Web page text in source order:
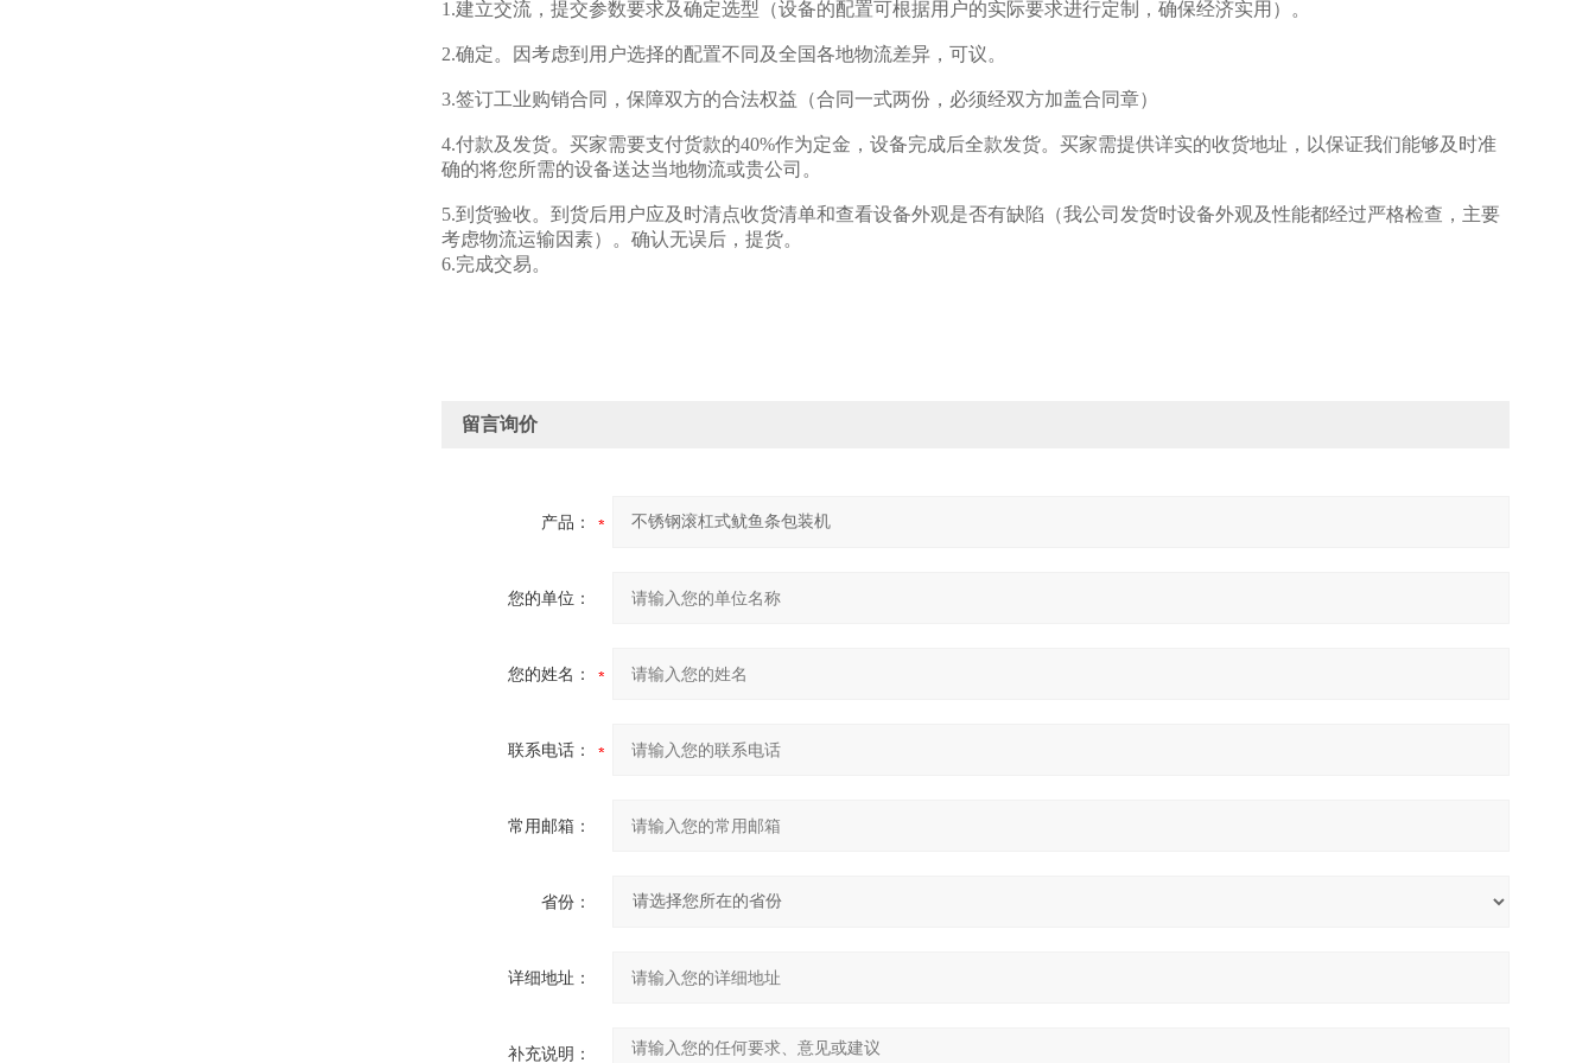
1.建立交流，提交参数要求及确定选型（设备的配置可根据用户的实际要求进行定制，确保经济实用）。
2.确定。因考虑到用户选择的配置不同及全国各地物流差异，可议。
3.签订工业购销合同，保障双方的合法权益（合同一式两份，必须经双方加盖合同章）
4.付款及发货。买家需要支付货款的40%作为定金，设备完成后全款发货。买家需提供详实的收货地址，以保证我们能够及时准
确的将您所需的设备送达当地物流或贵公司。
5.到货验收。到货后用户应及时清点收货清单和查看设备外观是否有缺陷（我公司发货时设备外观及性能都经过严格检查，主要
考虑物流运输因素）。确认无误后，提货。
6.完成交易。
留言询价
产品：
您的单位：
您的姓名：
联系电话：
常用邮箱：
省份：
详细地址：
补充说明：